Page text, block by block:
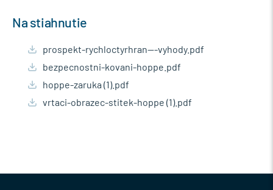
Na stiahnutie
prospekt-rychloctyrhran---vyhody.pdf
bezpecnostni-kovani-hoppe.pdf
hoppe-zaruka (1).pdf
vrtaci-obrazec-stitek-hoppe (1).pdf